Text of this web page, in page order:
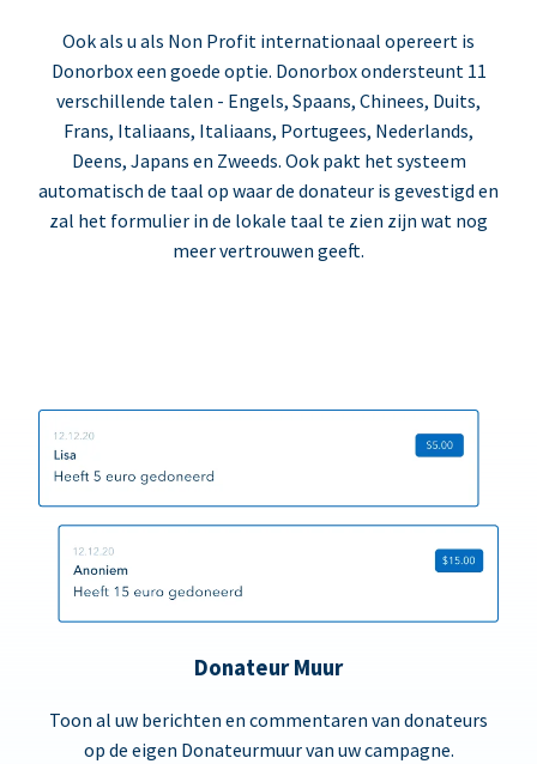
Ook als u als Non Profit internationaal opereert is
Donorbox een goede optie. Donorbox ondersteunt 11
verschillende talen - Engels, Spaans, Chinees, Duits,
Frans, Italiaans, Italiaans, Portugees, Nederlands,
Deens, Japans en Zweeds. Ook pakt het systeem
automatisch de taal op waar de donateur is gevestigd en
zal het formulier in de lokale taal te zien zijn wat nog
meer vertrouwen geeft.
Donateur Muur
Toon al uw berichten en commentaren van donateurs
op de eigen Donateurmuur van uw campagne.